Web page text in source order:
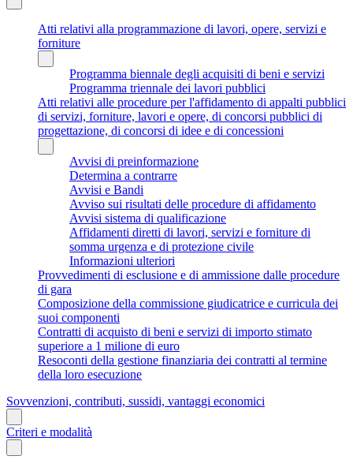
Atti relativi alla programmazione di lavori, opere, servizi e
forniture
Programma biennale degli acquisiti di beni e servizi
Programma triennale dei lavori pubblici
Atti relativi alle procedure per l'affidamento di appalti pubblici
di servizi, forniture, lavori e opere, di concorsi pubblici di
progettazione, di concorsi di idee e di concessioni
Avvisi di preinformazione
Determina a contrarre
Avvisi e Bandi
Avviso sui risultati delle procedure di affidamento
Avvisi sistema di qualificazione
Affidamenti diretti di lavori, servizi e forniture di
somma urgenza e di protezione civile
Informazioni ulteriori
Provvedimenti di esclusione e di ammissione dalle procedure
di gara
Composizione della commissione giudicatrice e curricula dei
suoi componenti
Contratti di acquisto di beni e servizi di importo stimato
superiore a 1 milione di euro
Resoconti della gestione finanziaria dei contratti al termine
della loro esecuzione
Sovvenzioni, contributi, sussidi, vantaggi economici
Criteri e modalità